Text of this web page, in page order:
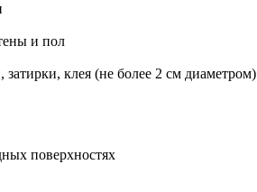
и пол
клея (не более 2 см диаметром)
поверхностях